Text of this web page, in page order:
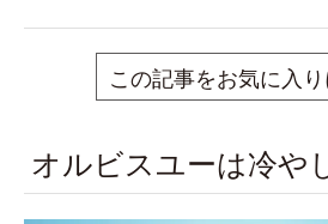
この記事をお気に入
オルビスユーは冷や